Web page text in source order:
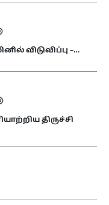
விடுவிப்பு –…
திருச்சி